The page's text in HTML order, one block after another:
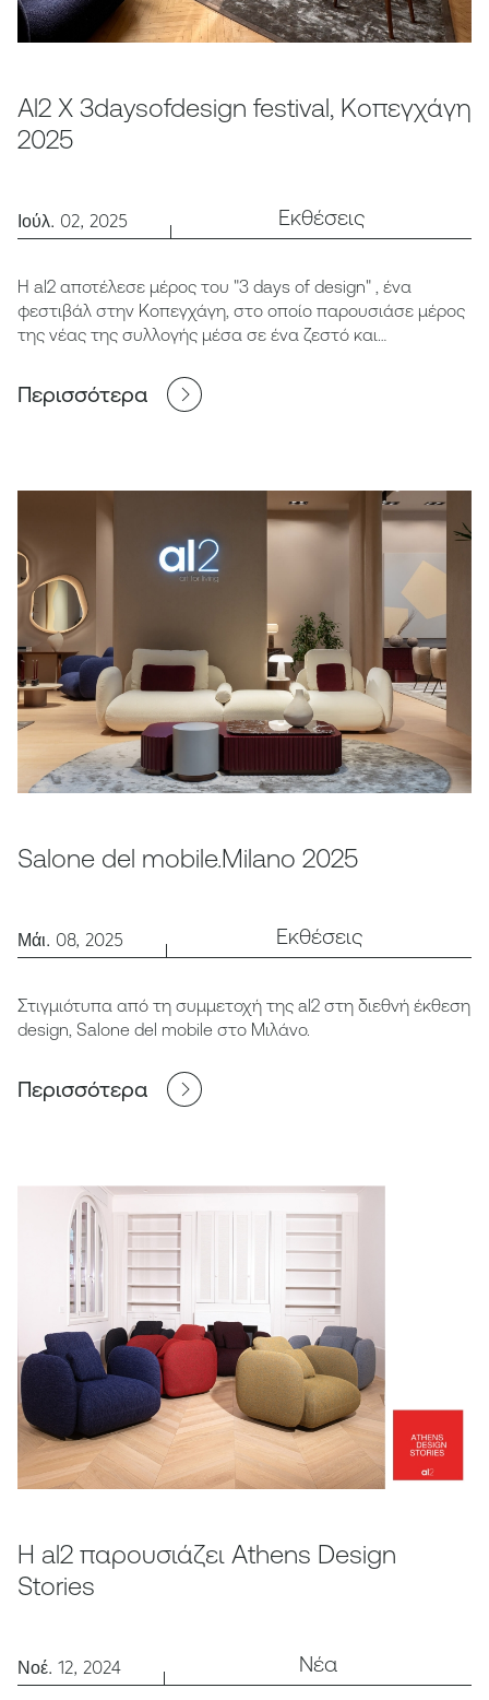
Al2 X 3daysofdesign festival, Κοπεγχάγη
2025
Ιούλ. 02, 2025 Εκθέσεις
Η al2 αποτέλεσε μέρος του "3 days of design" , ένα
φεστιβάλ στην Κοπεγχάγη, στο οποίο παρουσιάσε μέρος
της νέας της συλλογής μέσα σε ένα ζεστό και
Περισσότερα
Salone del mobile.Milano 2025
Μάι. 08, 2025 Εκθέσεις
Στιγμιότυπα από τη συμμετοχή της al2 στη διεθνή έκθεση
design, Salone del mobile στο Μιλάνο.
Περισσότερα
Η al2 παρουσιάζει Athens Design
Stories
Νοέ. 12, 2024 Νέα